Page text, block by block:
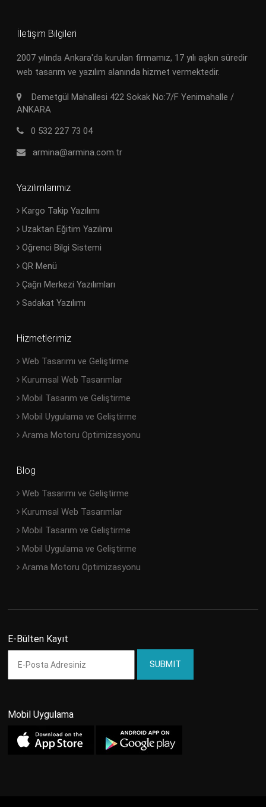
İletişim Bilgileri
2007 yılında Ankara'da kurulan firmamız, 17 yılı aşkın süredir
web tasarım ve yazılım alanında hizmet vermektedir.
Demetgül Mahallesi 422 Sokak No:7/F Yenimahalle /
ANKARA
0 532 227 73 04
armina@armina.com.tr
Yazılımlarımız
Kargo Takip Yazılımı
Uzaktan Eğitim Yazılımı
Öğrenci Bilgi Sistemi
QR Menü
Çağrı Merkezi Yazılımları
Sadakat Yazılımı
Hizmetlerimiz
Web Tasarımı ve Geliştirme
Kurumsal Web Tasarımlar
Mobil Tasarım ve Geliştirme
Mobil Uygulama ve Geliştirme
Arama Motoru Optimizasyonu
Blog
Web Tasarımı ve Geliştirme
Kurumsal Web Tasarımlar
Mobil Tasarım ve Geliştirme
Mobil Uygulama ve Geliştirme
Arama Motoru Optimizasyonu
E-Bülten Kayıt
Mobil Uygulama